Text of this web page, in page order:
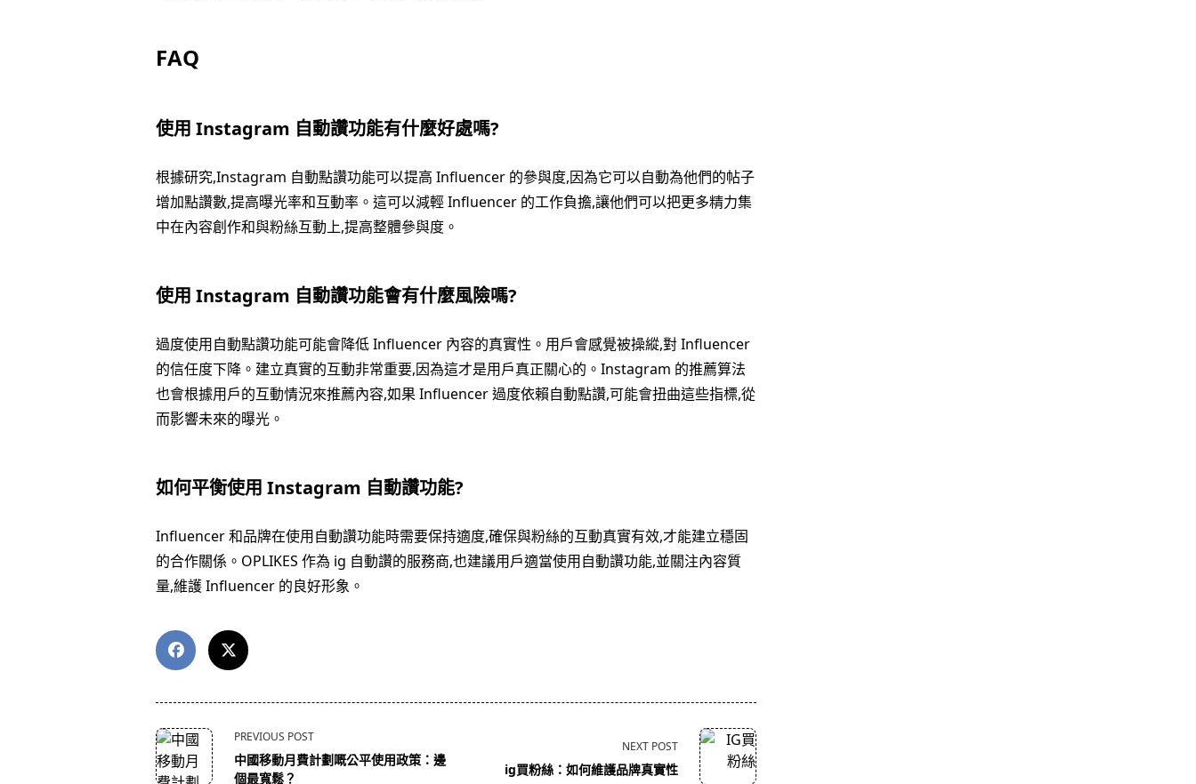
FAQ
使用 Instagram 自動讚功能有什麼好處嗎?
根據研究,Instagram 自動點讚功能可以提高 Influencer 的參與度,因為它可以自動為他們的帖子
增加點讚數,提高曝光率和互動率。這可以減輕 Influencer 的工作負擔,讓他們可以把更多精力集
中在內容創作和與粉絲互動上,提高整體參與度。
使用 Instagram 自動讚功能會有什麼風險嗎?
過度使用自動點讚功能可能會降低 Influencer 內容的真實性。用戶會感覺被操縱,對 Influencer
的信任度下降。建立真實的互動非常重要,因為這才是用戶真正關心的。Instagram 的推薦算法
也會根據用戶的互動情況來推薦內容,如果 Influencer 過度依賴自動點讚,可能會扭曲這些指標,從
而影響未來的曝光。
如何平衡使用 Instagram 自動讚功能?
Influencer 和品牌在使用自動讚功能時需要保持適度,確保與粉絲的互動真實有效,才能建立穩固
的合作關係。OPLIKES 作為 ig 自動讚的服務商,也建議用戶適當使用自動讚功能,並關注內容質
量,維護 Influencer 的良好形象。
<span
class="nav-
subtitle
PREVIOUS POST
中國移動月費計劃嘅公平使用政策：邊
個最寬鬆？
NEXT POST
ig買粉絲：如何維護品牌真實性